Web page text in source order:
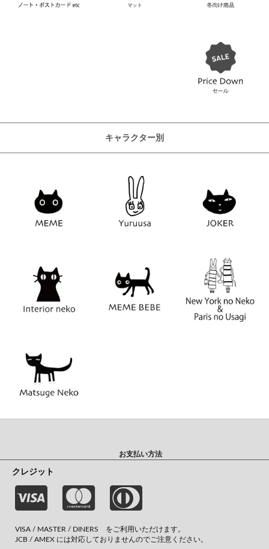
キャラクター別
お支払い方法
クレジット
VISA / MASTER / DINERS をご利用いただけます。
JCB / AMEX には対応しておりませんのでご注意ください。